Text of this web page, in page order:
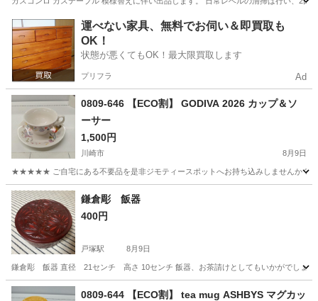
神奈川 川崎市 小田栄駅 調理器具 ガスコンロ
運べない家具、無料でお伺い＆即買取も
OK！
状態が悪くてもOK！最大限買取します
プリフラ Ad
0809-646 【ECO割】 GODIVA 2026 カップ＆ソ
ーサー
1,500円
川崎市 8月9日
★★★★★ ご自宅にある不要品を是非ジモティースポットへお持ち込みしませんか？
神奈川 川崎市 食器 現地
鎌倉彫 飯器
400円
戸塚駅 8月9日
鎌倉彫 飯器 直径 21センチ 高さ 10センチ 飯器、お茶請けとしてもいかがでしょう
神奈川 横浜市 生活雑貨
0809-644 【ECO割】 tea mug ASHBYS マグカッ